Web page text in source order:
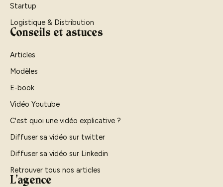
Startup
Logistique & Distribution
Conseils et astuces
Articles
Modèles
E-book
Vidéo Youtube
C'est quoi une vidéo explicative ?
Diffuser sa vidéo sur twitter
Diffuser sa vidéo sur Linkedin
Retrouver tous nos articles
L'agence